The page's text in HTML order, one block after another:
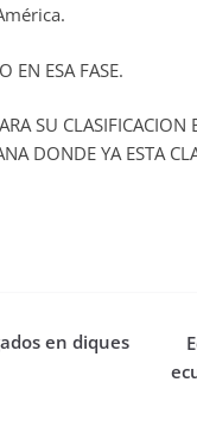
EN ESA FASE.
SU
DONDE YA ESTA
en diques